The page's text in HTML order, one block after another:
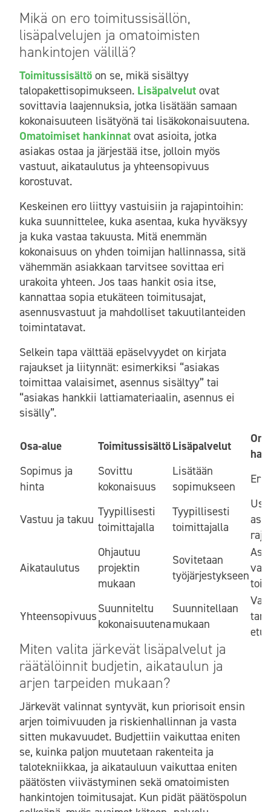
Mikä on ero toimitussisällön,
lisäpalvelujen ja omatoimisten
hankintojen välillä?
Toimitussisältö on se, mikä sisältyy
talopakettisopimukseen. Lisäpalvelut ovat
sovittavia laajennuksia, jotka lisätään samaan
kokonaisuuteen lisätyönä tai lisäkokonaisuutena.
Omatoimiset hankinnat ovat asioita, jotka
asiakas ostaa ja järjestää itse, jolloin myös
vastuut, aikataulutus ja yhteensopivuus
korostuvat.
Keskeinen ero liittyy vastuisiin ja rajapintoihin:
kuka suunnittelee, kuka asentaa, kuka hyväksyy
ja kuka vastaa takuusta. Mitä enemmän
kokonaisuus on yhden toimijan hallinnassa, sitä
vähemmän asiakkaan tarvitsee sovittaa eri
urakoita yhteen. Jos taas hankit osia itse,
kannattaa sopia etukäteen toimitusajat,
asennusvastuut ja mahdolliset takuutilanteiden
toimintatavat.
Selkein tapa välttää epäselvyydet on kirjata
rajaukset ja liitynnät: esimerkiksi “asiakas
toimittaa valaisimet, asennus sisältyy” tai
“asiakas hankkii lattiamateriaalin, asennus ei
sisälly”.
Osa-alue ToimitussisältöLisäpalvelut
Sopimus ja
hinta
Sovittu
kokonaisuus
Lisätään
sopimukseen
Vastuu ja takuu
Tyypillisesti
toimittajalla
Tyypillisesti
toimittajalla
Aikataulutus
Ohjautuu
projektin
mukaan
Sovitetaan
työjärjestykseen
Yhteensopivuus
Suunniteltu
kokonaisuutena
Suunnitellaan
mukaan
Miten valita järkevät lisäpalvelut ja
räätälöinnit budjetin, aikataulun ja
arjen tarpeiden mukaan?
Järkevät valinnat syntyvät, kun priorisoit ensin
arjen toimivuuden ja riskienhallinnan ja vasta
sitten mukavuudet. Budjettiin vaikuttaa eniten
se, kuinka paljon muutetaan rakenteita ja
talotekniikkaa, ja aikatauluun vaikuttaa eniten
päätösten viivästyminen sekä omatoimisten
hankintojen toimitusajat. Kun pidät päätöspolun